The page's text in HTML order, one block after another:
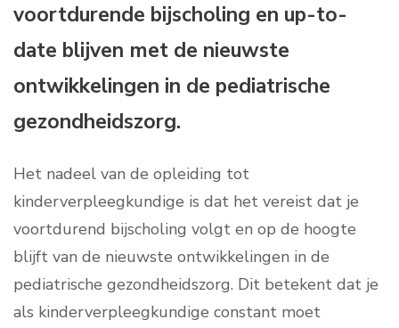
voortdurende bijscholing en up-to-
date blijven met de nieuwste
ontwikkelingen in de pediatrische
gezondheidszorg.
Het nadeel van de opleiding tot
kinderverpleegkundige is dat het vereist dat je
voortdurend bijscholing volgt en op de hoogte
blijft van de nieuwste ontwikkelingen in de
pediatrische gezondheidszorg. Dit betekent dat je
als kinderverpleegkundige constant moet